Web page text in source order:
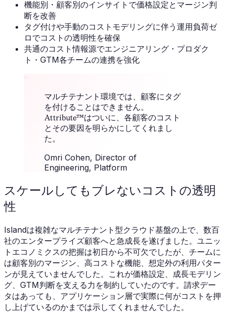
機能別・顧客別のインサイトで価格設定とマージン判
断を改善
タグ付けや手動のコストモデリングに伴う運用負荷ゼ
ロでコストの透明性を確保
共通のコスト情報源でエンジニアリング・プロダク
ト・GTM各チームの連携を強化
“
マルチテナント環境では、顧客にタグ
を付けることはできません。
Attribute™はついに、各顧客のコスト
とその要因を明らかにしてくれまし
た。
Omri Cohen, Director of
Engineering, Platform
スケールしてもブレないコストの透明
性
Islandは複雑なマルチテナント型クラウド基盤の上で、数百
社のエンタープライズ顧客へと急成長を遂げました。ユニッ
トエコノミクスの把握は初日から不可欠でしたが、チームに
は顧客別のマージン、高コストな機能、想定外の利用パター
ンが見えていませんでした。これが価格設定、成長モデリン
グ、GTM判断を支える力を制約していたのです。請求デー
タはあっても、アプリケーション層で実際に何がコストを押
し上げているのかまでは示してくれませんでした。